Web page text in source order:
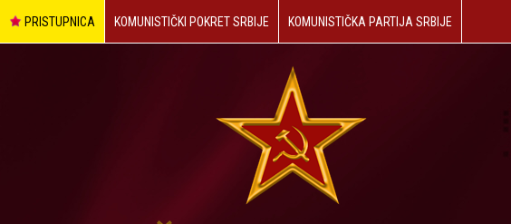
PRISTUPNICA KOMUNISTIČKI POKRET SRBIJE KOMUNISTIČKA PARTIJA SRBIJE